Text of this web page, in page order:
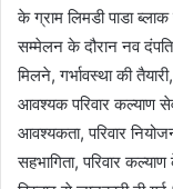
के ग्राम लिमडी पाडा
सम्मेलन के दौरान नव
मिलने, गर्भावस्था की
आवश्यक परिवार कल्याण
आवश्यकता, परिवार
सहभागिता, परिवार